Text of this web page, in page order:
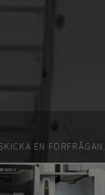
EN FÖRFRÅGAN.